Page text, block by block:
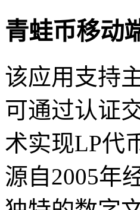
青蛙币移动
该应用支持
可通过认证
术实现LP代
源自2005年